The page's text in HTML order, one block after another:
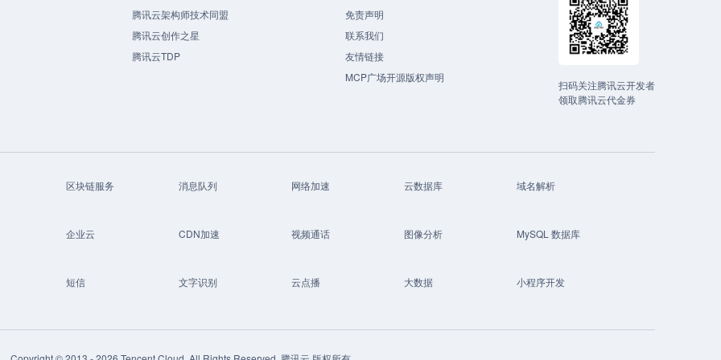
腾讯云架构师技术同盟
腾讯云创作之星
腾讯云TDP
免责声明
联系我们
友情链接
MCP广场开源版权声明
扫码关注腾讯云开发者
领取腾讯云代金券
区块链服务 消息队列 网络加速 云数据库 域名解析
企业云 CDN加速 视频通话 图像分析 MySQL 数据库
短信 文字识别 云点播 大数据 小程序开发